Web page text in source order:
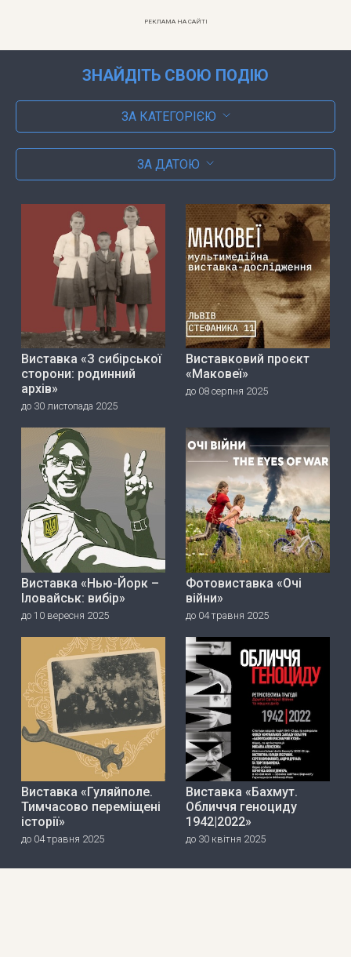
РЕКЛАМА НА САЙТІ
ЗНАЙДІТЬ СВОЮ ПОДІЮ
ЗА КАТЕГОРІЄЮ
ЗА ДАТОЮ
Виставка «З сибірської
сторони: родинний
архів»
до 30 листопада 2025
Виставковий проєкт
«Маковеї»
до 08 серпня 2025
Виставка «Нью-Йорк –
Іловайськ: вибір»
до 10 вересня 2025
Фотовиставка «Очі
війни»
до 04 травня 2025
Виставка «Гуляйполе.
Тимчасово переміщені
історії»
до 04 травня 2025
Виставка «Бахмут.
Обличчя геноциду
1942|2022»
до 30 квітня 2025